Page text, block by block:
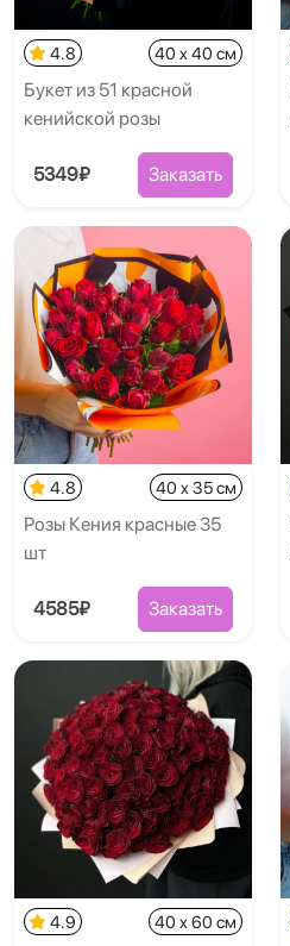
4.8 40 x 40 см
Букет из 51 красной
кенийской розы
5349₽ Заказать
4.8 40 x 35 см
Розы Кения красные 35
шт
4585₽ Заказать
4.9 40 x 60 см